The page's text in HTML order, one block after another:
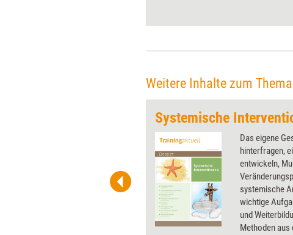
Weitere Inhalte zum
Systemische
Das eigene
hinterfragen,
entwickeln,
systemische
wichtige
und
Methoden